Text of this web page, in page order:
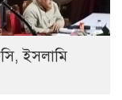
ইসলামি